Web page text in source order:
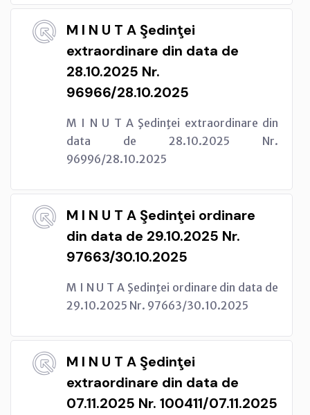
M I N U T A Şedinţei
extraordinare din data de
28.10.2025 Nr.
96966/28.10.2025
M I N U T A Şedinţei extraordinare din
data de 28.10.2025 Nr.
96996/28.10.2025
M I N U T A Şedinţei ordinare
din data de 29.10.2025 Nr.
97663/30.10.2025
M I N U T A Şedinţei ordinare din data de
29.10.2025 Nr. 97663/30.10.2025
M I N U T A Şedinţei
extraordinare din data de
07.11.2025 Nr. 100411/07.11.2025